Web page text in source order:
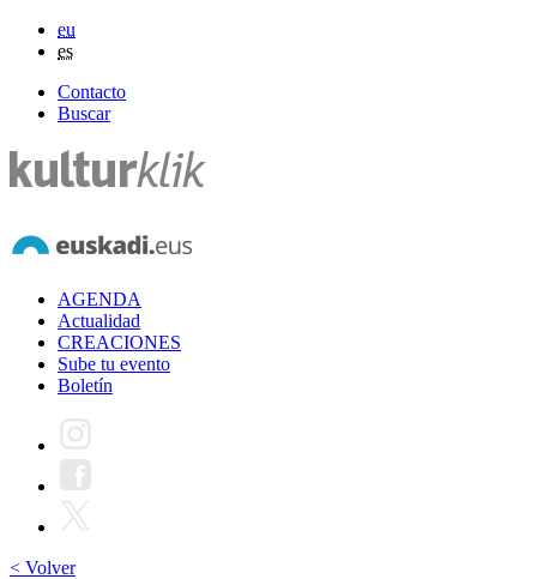
eu
es
Contacto
Buscar
AGENDA
Actualidad
CREACIONES
Sube tu evento
Boletín
< Volver